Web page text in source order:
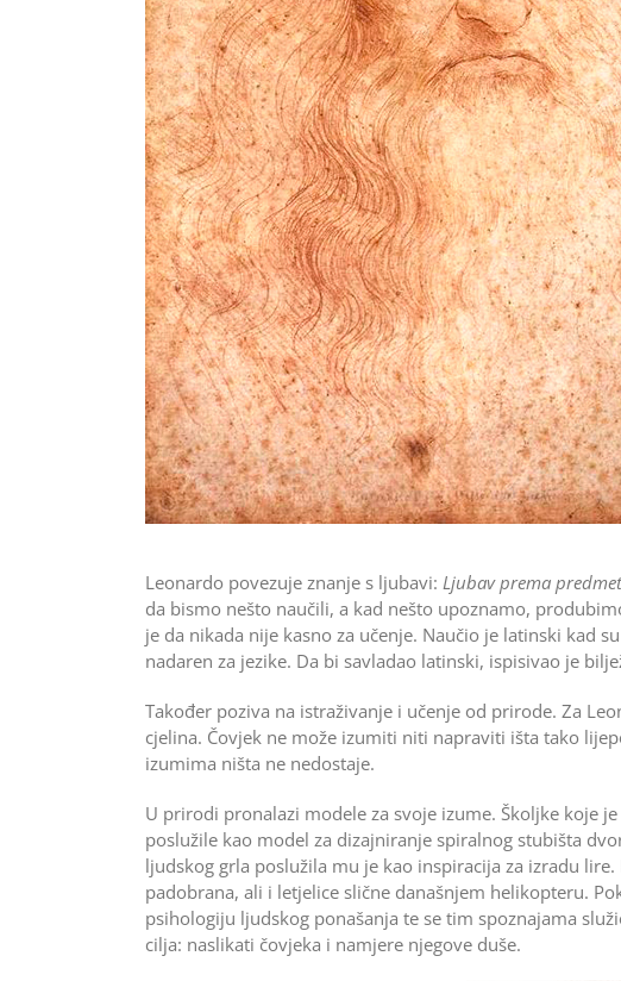
Leonardo povezuje znanje s ljubavi: Ljubav prema
da bismo nešto naučili, a kad nešto upoznamo,
je da nikada nije kasno za učenje. Naučio je latinski kad
nadaren za jezike. Da bi savladao latinski, ispisivao je
Također poziva na istraživanje i učenje od prirode. Za
cjelina. Čovjek ne može izumiti niti napraviti išta tako
izumima ništa ne nedostaje.
U prirodi pronalazi modele za svoje izume. Školjke koje
poslužile kao model za dizajniranje spiral­nog stubišta
ljudskog grla poslužila mu je kao inspiracija za izradu
padobrana, ali i letjelice slične današnjem helikopteru.
psihologiju ljudskog ponašanja te se tim spoznajama
cilja: naslikati čovjeka i namjere njegove duše.